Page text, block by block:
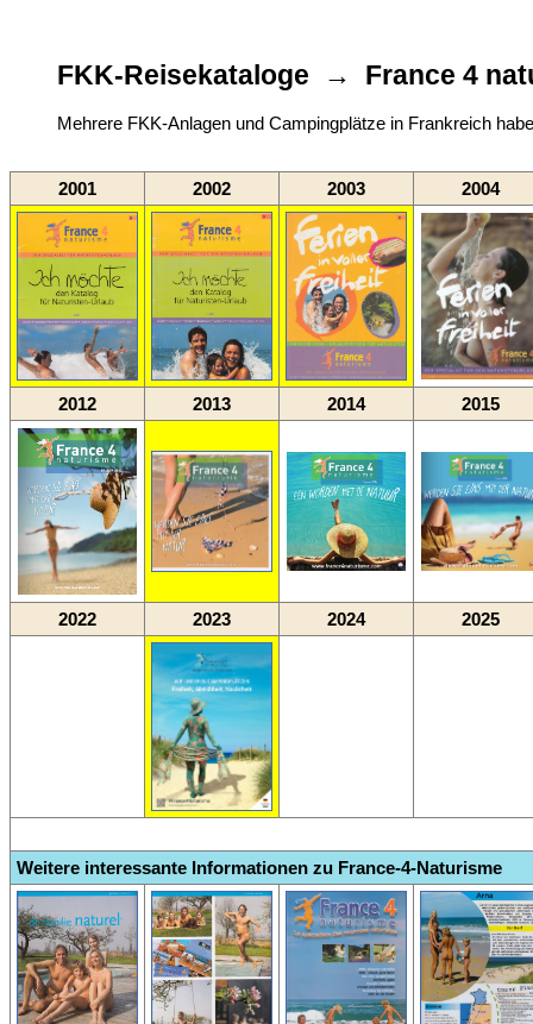
FKK-Reisekataloge → France 4
Mehrere FKK-Anlagen und Campingplätze in Frankreich
2001 2002 2003 2004
2012 2013 2014 2015
2022 2023 2024 2025
Weitere interessante Informationen zu France-4-Naturisme